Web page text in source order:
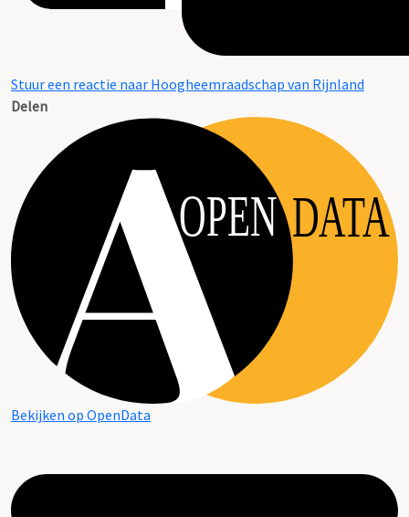
Stuur een reactie naar Hoogheemraadschap van Rijnland
Delen
OPEN DATA
Bekijken op OpenData